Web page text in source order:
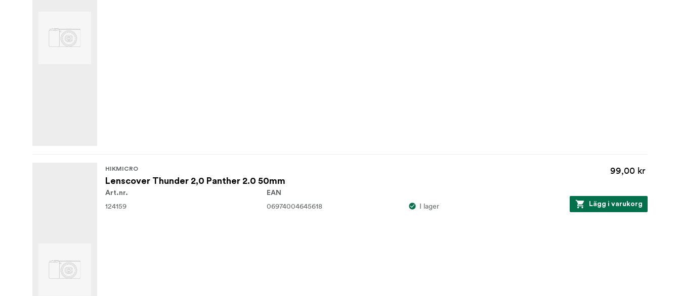
HIKMICRO
Lenscover Thunder 2,0 Panther 2.0 50mm
99,00 kr
Art.nr.
124159
EAN
06974004645618 I lager Lägg i varukorg